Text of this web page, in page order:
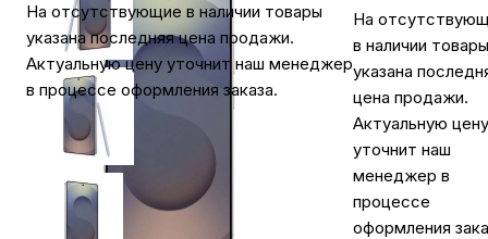
На отсутствующие в наличии товары
указана последняя цена продажи.
Актуальную цену уточнит наш менеджер
в процессе оформления заказа.
На
в наличии товары
указана
цена продажи.
Актуальную цену
уточнит наш
менеджер в
процессе
оформления